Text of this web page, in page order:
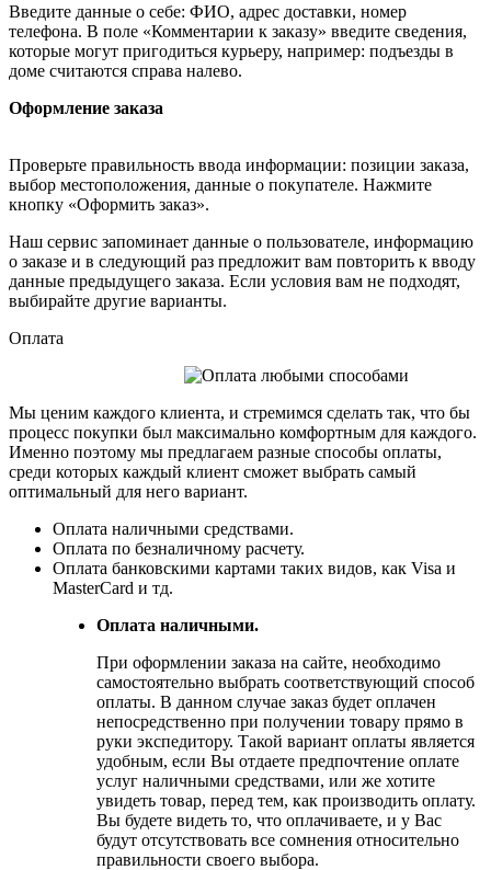
Введите данные о себе: ФИО, адрес доставки, номер
телефона. В поле «Комментарии к заказу» введите сведения,
которые могут пригодиться курьеру, например: подъезды в
доме считаются справа налево.
Оформление заказа
Проверьте правильность ввода информации: позиции заказа,
выбор местоположения, данные о покупателе. Нажмите
кнопку «Оформить заказ».
Наш сервис запоминает данные о пользователе, информацию
о заказе и в следующий раз предложит вам повторить к вводу
данные предыдущего заказа. Если условия вам не подходят,
выбирайте другие варианты.
Оплата
Мы ценим каждого клиента, и стремимся сделать так, что бы
процесс покупки был максимально комфортным для каждого.
Именно поэтому мы предлагаем разные способы оплаты,
среди которых каждый клиент сможет выбрать самый
оптимальный для него вариант.
Оплата наличными средствами.
Оплата по безналичному расчету.
Оплата банковскими картами таких видов, как Visa и
MasterCard и тд.
Оплата наличными.
При оформлении заказа на сайте, необходимо
самостоятельно выбрать соответствующий способ
оплаты. В данном случае заказ будет оплачен
непосредственно при получении товару прямо в
руки экспедитору. Такой вариант оплаты является
удобным, если Вы отдаете предпочтение оплате
услуг наличными средствами, или же хотите
увидеть товар, перед тем, как производить оплату.
Вы будете видеть то, что оплачиваете, и у Вас
будут отсутствовать все сомнения относительно
правильности своего выбора.